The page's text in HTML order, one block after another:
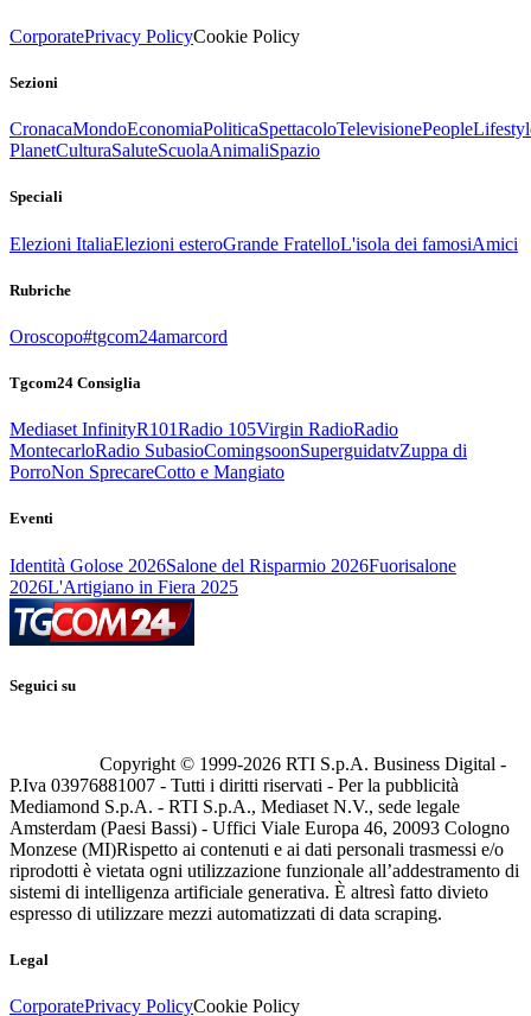
CorporatePrivacy PolicyCookie Policy
Sezioni
CronacaMondoEconomiaPoliticaSpettacoloTelevisionePeople
PlanetCulturaSaluteScuolaAnimaliSpazio
Speciali
Elezioni ItaliaElezioni esteroGrande FratelloL'isola dei famosiAmici
Rubriche
Oroscopo#tgcom24amarcord
Tgcom24 Consiglia
Mediaset InfinityR101Radio 105Virgin RadioRadio
MontecarloRadio SubasioComingsoonSuperguidatvZuppa di
PorroNon SprecareCotto e Mangiato
Eventi
Identità Golose 2026Salone del Risparmio 2026Fuorisalone
2026L'Artigiano in Fiera 2025
Seguici su
Copyright © 1999-2026 RTI S.p.A. Business Digital -
P.Iva 03976881007 - Tutti i diritti riservati - Per la pubblicità
Mediamond S.p.A. - RTI S.p.A., Mediaset N.V., sede legale
Amsterdam (Paesi Bassi) - Uffici Viale Europa 46, 20093 Cologno
Monzese (MI)Rispetto ai contenuti e ai dati personali trasmessi e/o
riprodotti è vietata ogni utilizzazione funzionale all’addestramento di
sistemi di intelligenza artificiale generativa. È altresì fatto divieto
espresso di utilizzare mezzi automatizzati di data scraping.
Legal
CorporatePrivacy PolicyCookie Policy